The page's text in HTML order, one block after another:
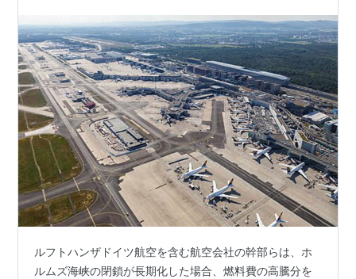
ルフトハンザドイツ航空を含む航空会社の幹部らは、ホ
ルムズ海峡の閉鎖が長期化した場合、燃料費の高騰分を